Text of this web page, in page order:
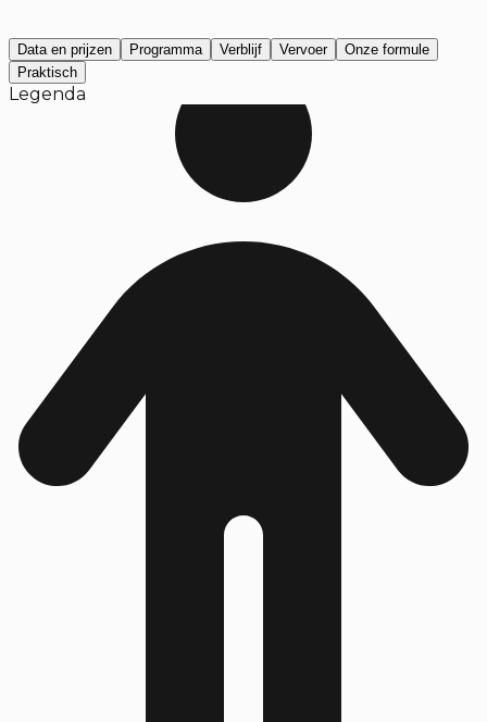
Data en prijzen Programma Verblijf Vervoer
Onze formule
Praktisch
Legenda